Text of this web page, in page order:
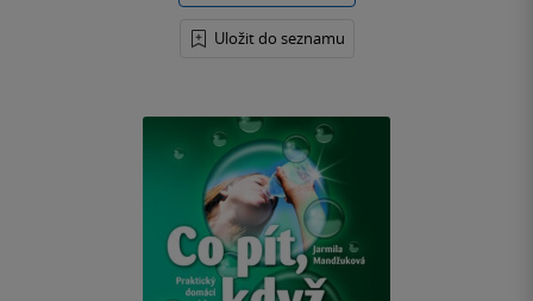
Uložit do seznamu